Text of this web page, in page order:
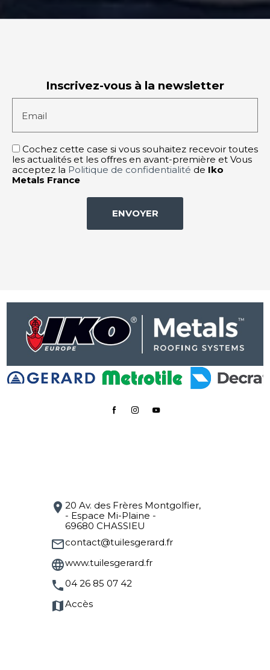
Inscrivez-vous à la newsletter
Email
Cochez cette case si vous souhaitez recevoir toutes
les actualités et les offres en avant-première et Vous
acceptez la Politique de confidentialité de Iko
Metals France
location_on 20 Av. des Frères Montgolfier,
- Espace Mi-Plaine -
69680 CHASSIEU
mail_outlinecontact@tuilesgerard.fr
languagewww.tuilesgerard.fr
phone04 26 85 07 42
map Accès